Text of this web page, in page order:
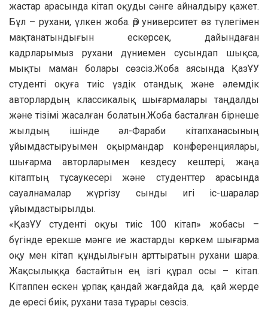
жастар арасында кітап оқуды сәнге айналдыру қажет.
Бұл – рухани, үлкен жоба. Әр университет өз түлегімен
мақтанатындығын ескерсек, дайындаған
кадрларымыз рухани дүниемен сусындап шықса,
мықты маман болары сөзсіз.Жоба аясында ҚазҰУ
студенті оқуға тиіс үздік отандық және әлемдік
авторлардың классикалық шығармалары таңдалды
және тізімі жасалған болатын.Жоба басталған бірнеше
жылдың ішінде әл-Фараби кітапханасының
ұйымдастыруымен оқырмандар конференциялары,
шығарма авторларымен кездесу кештері, жаңа
кітаптың тұсаукесері және студенттер арасында
сауалнамалар жүргізу сынды игі іс-шаралар
ұйымдастырылды.
«ҚазҰУ студенті оқуы тиіс 100 кітап» ­жобасы –
бүгінде ­ерекше мәнге ие жастарды көркем шығарма
оқу мен кітап құндылығын арттыратын рухани шара.
Жақсылыққа бастайтын ең ізгі құрал осы – кітап.
Кітаппен өскен ұрпақ қандай жағдайда да, қай жерде
де өресі биік, рухани таза тұрары сөзсіз.